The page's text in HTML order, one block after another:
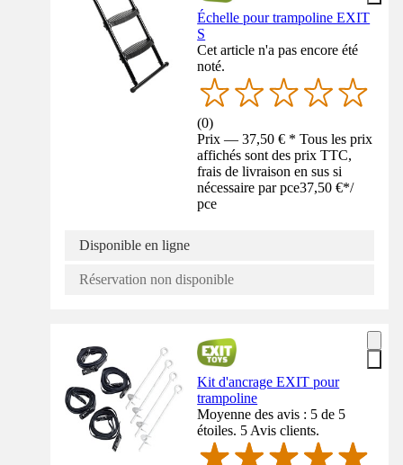
Échelle pour trampoline EXIT
S
Cet article n'a pas encore été
noté.
(0)
Prix — 37,50 € * Tous les prix
affichés sont des prix TTC,
frais de livraison en sus si
nécessaire par pce37,50 €*/
pce
Disponible en ligne
Réservation non disponible
Kit d'ancrage EXIT pour
trampoline
Moyenne des avis : 5 de 5
étoiles. 5 Avis clients.